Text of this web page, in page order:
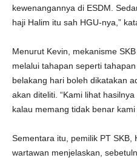
kewenangannya di ESDM.
haji Halim itu sah HGU-nya,”
Menurut Kevin, mekanisme
melalui tahapan seperti
belakang hari boleh dikatakan
akan diteliti. “Kami lihat
kalau memang tidak benar kami
Sementara itu, pemilik PT SKB,
wartawan menjelaskan,